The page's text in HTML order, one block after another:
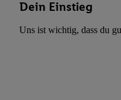
Dein Einstieg
Uns ist wichtig, dass du